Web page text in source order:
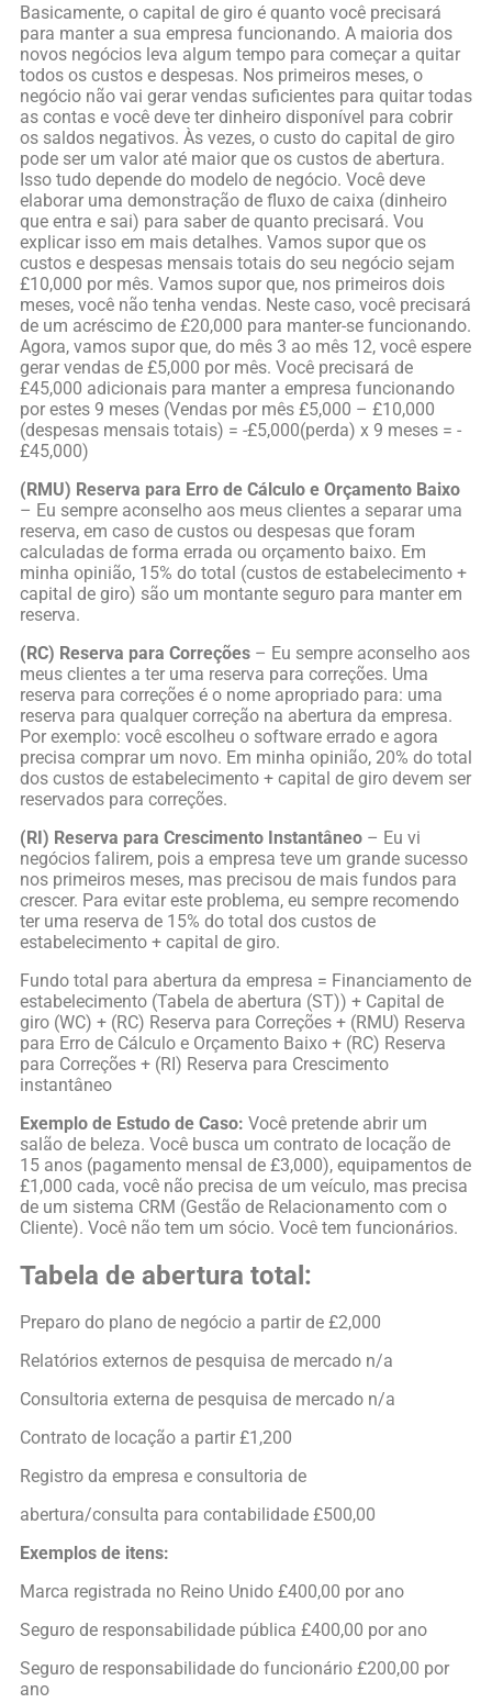
Basicamente, o capital de giro é quanto você precisará
para manter a sua empresa funcionando. A maioria dos
novos negócios leva algum tempo para começar a quitar
todos os custos e despesas. Nos primeiros meses, o
negócio não vai gerar vendas suficientes para quitar todas
as contas e você deve ter dinheiro disponível para cobrir
os saldos negativos. Às vezes, o custo do capital de giro
pode ser um valor até maior que os custos de abertura.
Isso tudo depende do modelo de negócio. Você deve
elaborar uma demonstração de fluxo de caixa (dinheiro
que entra e sai) para saber de quanto precisará. Vou
explicar isso em mais detalhes. Vamos supor que os
custos e despesas mensais totais do seu negócio sejam
£10,000 por mês. Vamos supor que, nos primeiros dois
meses, você não tenha vendas. Neste caso, você precisará
de um acréscimo de £20,000 para manter-se funcionando.
Agora, vamos supor que, do mês 3 ao mês 12, você espere
gerar vendas de £5,000 por mês. Você precisará de
£45,000 adicionais para manter a empresa funcionando
por estes 9 meses (Vendas por mês £5,000 – £10,000
(despesas mensais totais) = -£5,000(perda) x 9 meses = -
£45,000)
(RMU) Reserva para Erro de Cálculo e Orçamento Baixo
– Eu sempre aconselho aos meus clientes a separar uma
reserva, em caso de custos ou despesas que foram
calculadas de forma errada ou orçamento baixo. Em
minha opinião, 15% do total (custos de estabelecimento +
capital de giro) são um montante seguro para manter em
reserva.
(RC) Reserva para Correções – Eu sempre aconselho aos
meus clientes a ter uma reserva para correções. Uma
reserva para correções é o nome apropriado para: uma
reserva para qualquer correção na abertura da empresa.
Por exemplo: você escolheu o software errado e agora
precisa comprar um novo. Em minha opinião, 20% do total
dos custos de estabelecimento + capital de giro devem ser
reservados para correções.
(RI) Reserva para Crescimento Instantâneo – Eu vi
negócios falirem, pois a empresa teve um grande sucesso
nos primeiros meses, mas precisou de mais fundos para
crescer. Para evitar este problema, eu sempre recomendo
ter uma reserva de 15% do total dos custos de
estabelecimento + capital de giro.
Fundo total para abertura da empresa = Financiamento de
estabelecimento (Tabela de abertura (ST)) + Capital de
giro (WC) + (RC) Reserva para Correções + (RMU) Reserva
para Erro de Cálculo e Orçamento Baixo + (RC) Reserva
para Correções + (RI) Reserva para Crescimento
instantâneo
Exemplo de Estudo de Caso: Você pretende abrir um
salão de beleza. Você busca um contrato de locação de
15 anos (pagamento mensal de £3,000), equipamentos de
£1,000 cada, você não precisa de um veículo, mas precisa
de um sistema CRM (Gestão de Relacionamento com o
Cliente). Você não tem um sócio. Você tem funcionários.
Tabela de abertura total:
Preparo do plano de negócio a partir de £2,000
Relatórios externos de pesquisa de mercado n/a
Consultoria externa de pesquisa de mercado n/a
Contrato de locação a partir £1,200
Registro da empresa e consultoria de
abertura/consulta para contabilidade £500,00
Exemplos de itens:
Marca registrada no Reino Unido £400,00 por ano
Seguro de responsabilidade pública £400,00 por ano
Seguro de responsabilidade do funcionário £200,00 por
ano